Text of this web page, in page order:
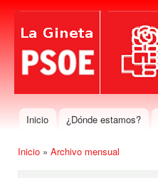
Menú principal
Inicio ¿Dónde estamos?
Inicio » Archivo mensual